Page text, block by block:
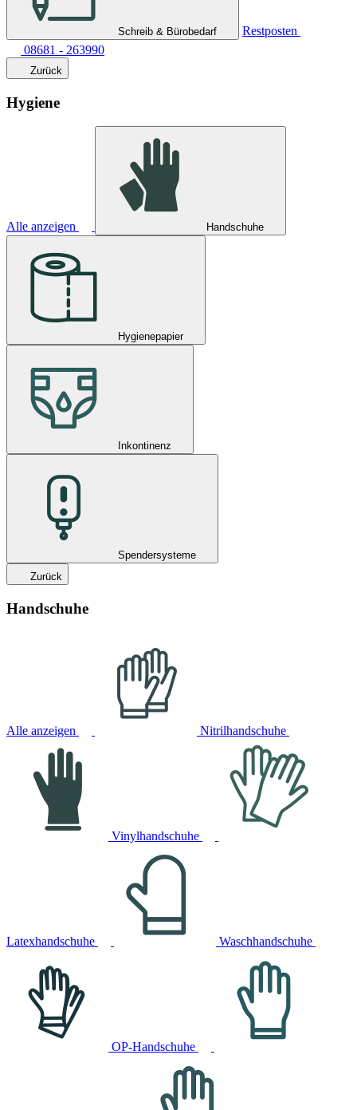
Schreib & Bürobedarf
Restposten
08681 - 263990
Zurück
Hygiene
Alle anzeigen Handschuhe
Hygienepapier
Inkontinenz
Spendersysteme
Zurück
Handschuhe
Alle anzeigen Nitrilhandschuhe
Vinylhandschuhe
Latexhandschuhe Waschhandschuhe
OP-Handschuhe